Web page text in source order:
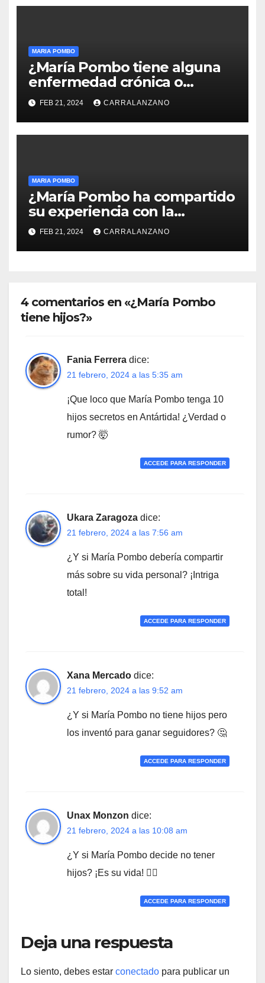
MARIA POMBO
¿María Pombo tiene alguna
enfermedad crónica o
condición de salud que
comparte en redes sociales?
FEB 21, 2024 CARRALANZANO
MARIA POMBO
¿María Pombo ha compartido
su experiencia con la
maternidad en redes
sociales?
FEB 21, 2024 CARRALANZANO
4 comentarios en «¿María Pombo
tiene hijos?»
Fania Ferrera dice:
21 febrero, 2024 a las 5:35 am
¡Que loco que María Pombo tenga 10
hijos secretos en Antártida! ¿Verdad o
rumor? 🤯
ACCEDE PARA RESPONDER
Ukara Zaragoza dice:
21 febrero, 2024 a las 7:56 am
¿Y si María Pombo debería compartir
más sobre su vida personal? ¡Intriga
total!
ACCEDE PARA RESPONDER
Xana Mercado dice:
21 febrero, 2024 a las 9:52 am
¿Y si María Pombo no tiene hijos pero
los inventó para ganar seguidores? 🤔
ACCEDE PARA RESPONDER
Unax Monzon dice:
21 febrero, 2024 a las 10:08 am
¿Y si María Pombo decide no tener
hijos? ¡Es su vida! 🤷‍♀️
ACCEDE PARA RESPONDER
Deja una respuesta
Lo siento, debes estar conectado para publicar un